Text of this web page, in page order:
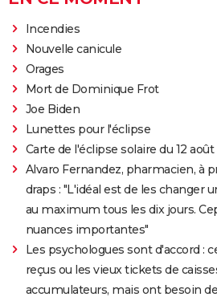
Incendies
Nouvelle canicule
Orages
Mort de Dominique Frot
Joe Biden
Lunettes pour l'éclipse
Carte de l'éclipse solaire du 12 août
Alvaro Fernandez, pharmacien, à
draps : "L'idéal est de les changer
au maximum tous les dix jours.
nuances importantes"
Les psychologues sont d'accord :
reçus ou les vieux tickets de
accumulateurs, mais ont besoin